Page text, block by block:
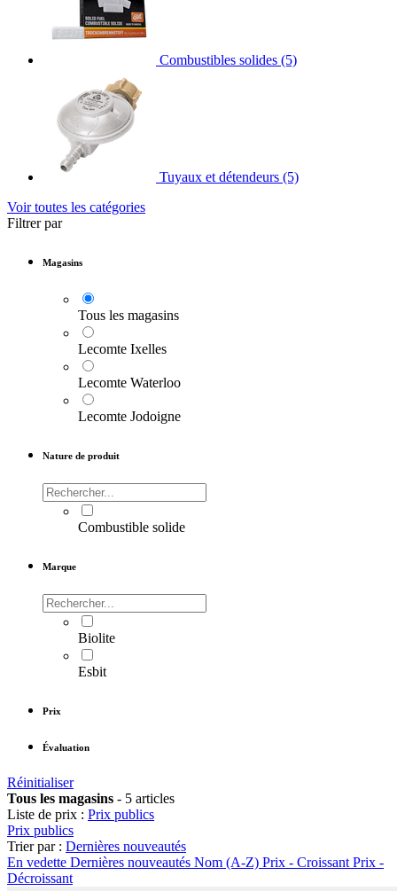
Combustibles solides (5)
Tuyaux et détendeurs (5)
Voir toutes les catégories
Filtrer par
Magasins
Tous les magasins
Lecomte Ixelles
Lecomte Waterloo
Lecomte Jodoigne
Nature de produit
Combustible solide
Marque
Biolite
Esbit
Prix
Évaluation
Réinitialiser
Tous les magasins - 5 articles
Liste de prix : Prix publics
Prix publics
Trier par : Dernières nouveautés
En vedette Dernières nouveautés Nom (A-Z) Prix - Croissant Prix -
Décroissant